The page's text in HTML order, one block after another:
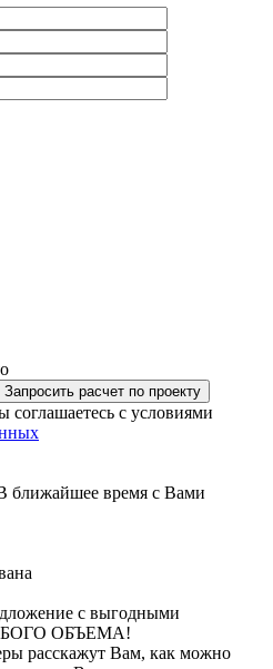
с условиями
ближайшее время с Вами
с выгодными
ОБЪЕМА!
расскажут Вам, как можно